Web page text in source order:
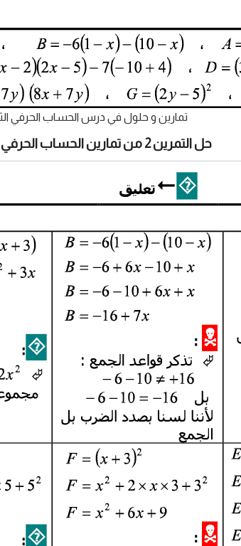
تمارين و حلول في درس الحساب الحرفي
حل التمرين 2 من تمارين الحساب الحرفي الثانية إعدادي: